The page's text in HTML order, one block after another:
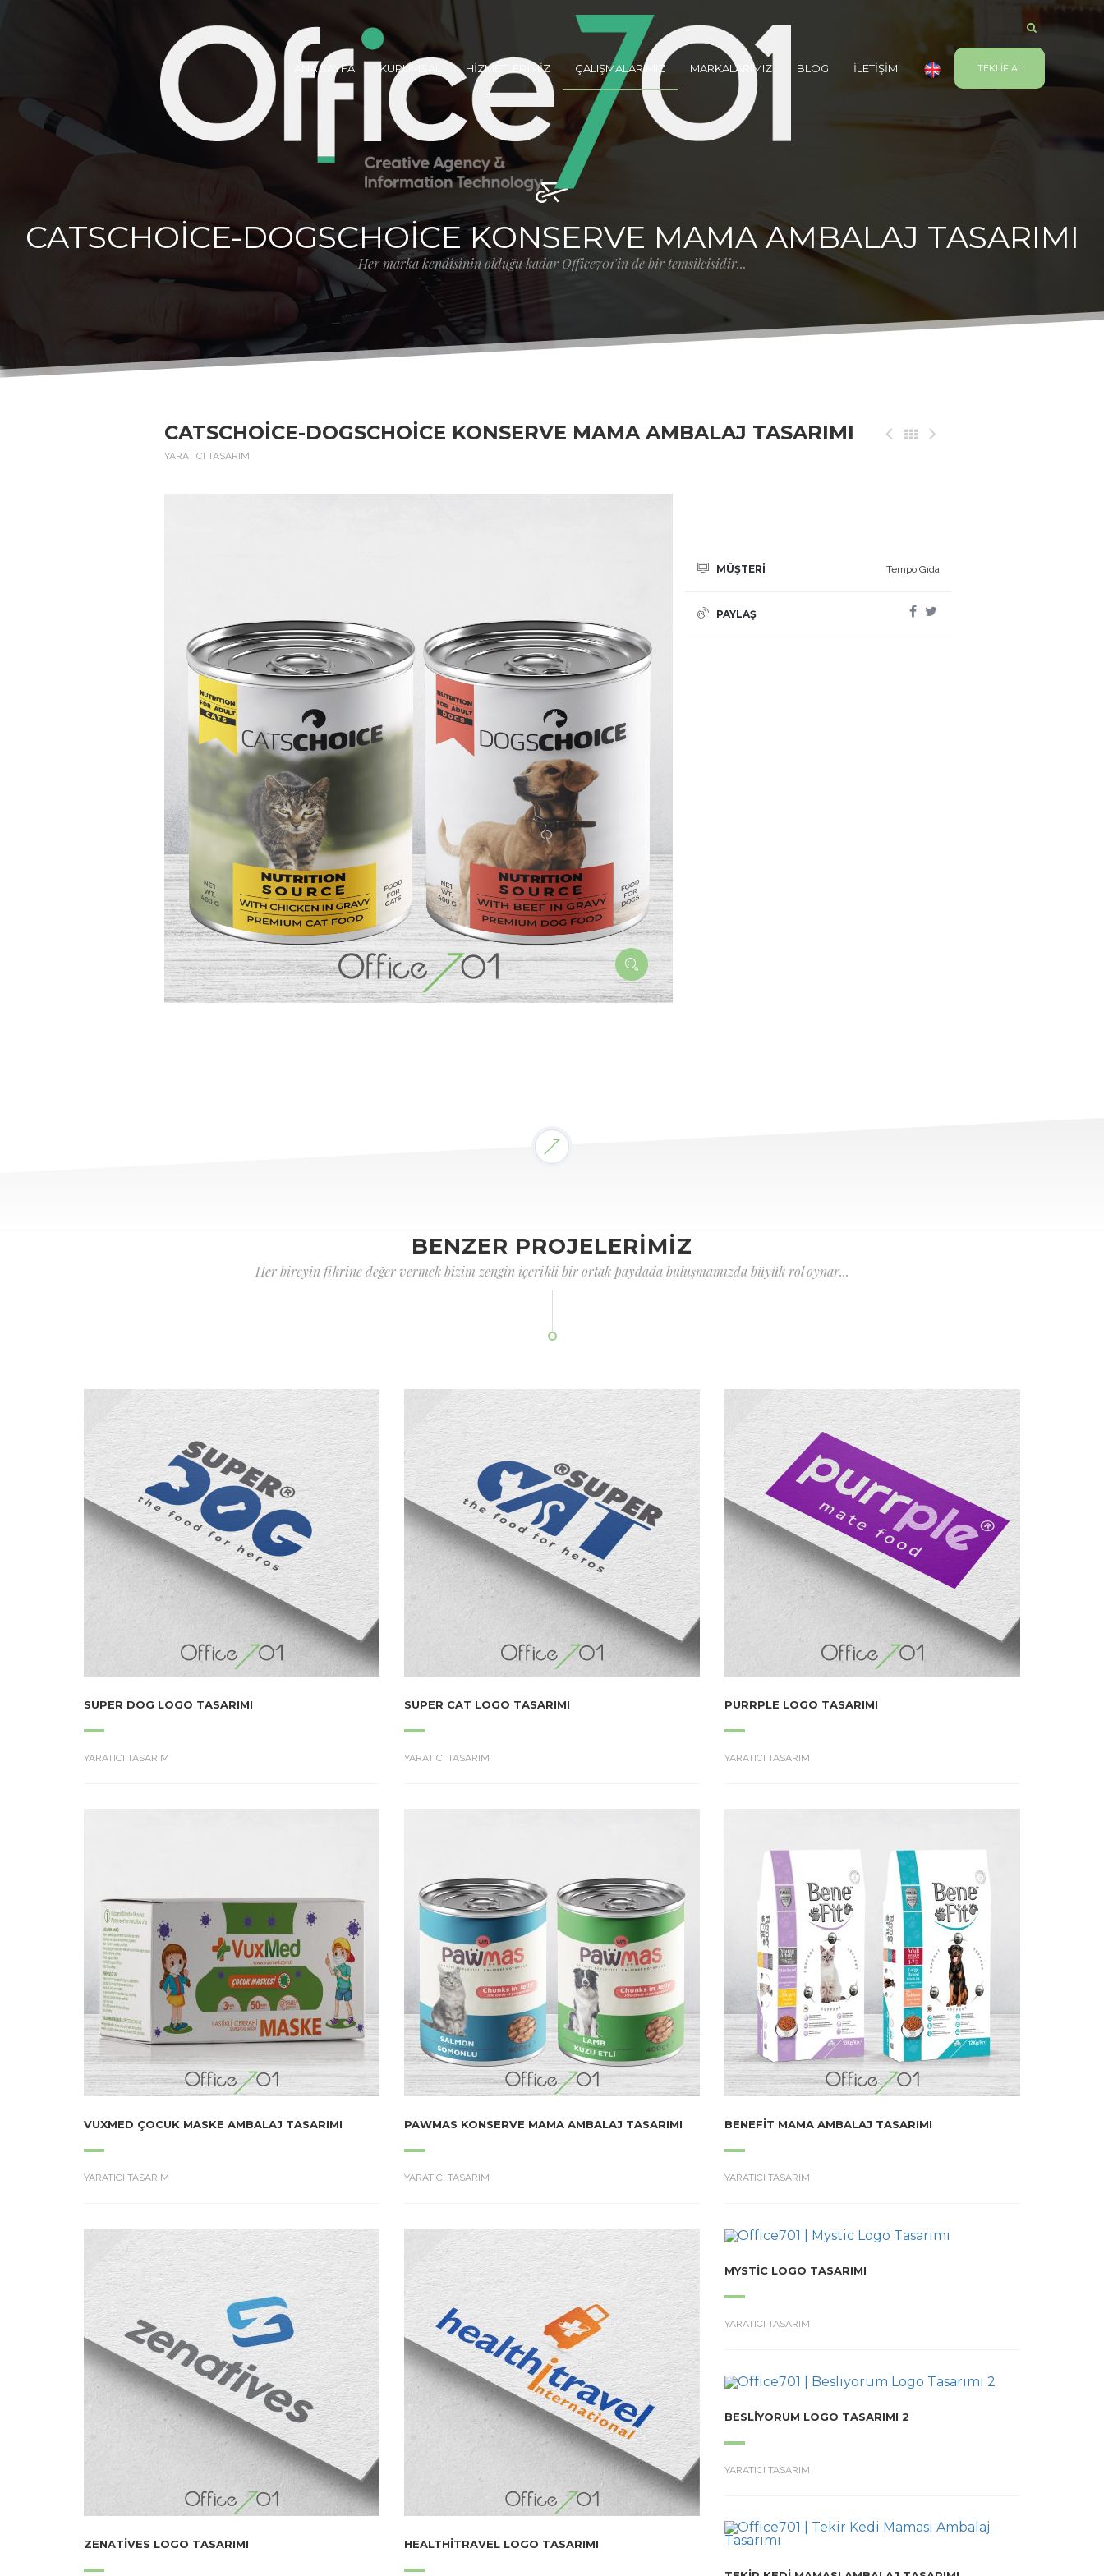
ANA SAYFA KURUMSAL HİZMETLERİMİZ ÇALIŞMALARIMIZ MARKALARIMIZ BLOG İLETİŞİM TEKLİF AL
CATSCHOICE-DOGSCHOICE KONSERVE MAMA AMBALAJ TASARIMI
Her marka kendisinin olduğu kadar Office701’in de bir temsilcisidir...
CATSCHOICE-DOGSCHOICE KONSERVE MAMA AMBALAJ TASARIMI
YARATICI TASARIM
MÜŞTERİ Tempo Gıda
PAYLAŞ
BENZER PROJELERİMİZ
Her bireyin fikrine değer vermek bizim zengin içerikli bir ortak paydada buluşmamızda büyük rol oynar...
SUPER DOG LOGO TASARIMI
YARATICI TASARIM
SUPER CAT LOGO TASARIMI
YARATICI TASARIM
PURRPLE LOGO TASARIMI
YARATICI TASARIM
VUXMED ÇOCUK MASKE AMBALAJ TASARIMI
YARATICI TASARIM
PAWMAS KONSERVE MAMA AMBALAJ TASARIMI
YARATICI TASARIM
BENEFIT MAMA AMBALAJ TASARIMI
YARATICI TASARIM
ZENATIVES LOGO TASARIMI HEALTHITRAVEL LOGO TASARIMI
MYSTIC LOGO TASARIMI
YARATICI TASARIM
BESLIYORUM LOGO TASARIMI 2
YARATICI TASARIM